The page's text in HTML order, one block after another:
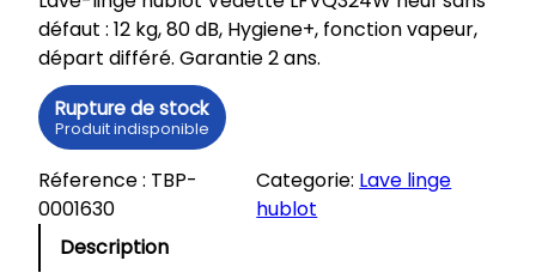
défaut : 12 kg, 80 dB, Hygiene+, fonction vapeur,
départ différé. Garantie 2 ans.
Rupture de stock
Produit indisponible
Réference : TBP-
0001630
Categorie: Lave linge
hublot
Description